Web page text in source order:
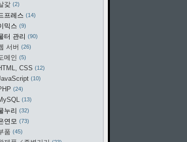
갗 2
프레스 14
믹스 9
터 관리 90
서버 26
메인 5
CSS 12
10
24
13
누리 32
연모 73
품 45